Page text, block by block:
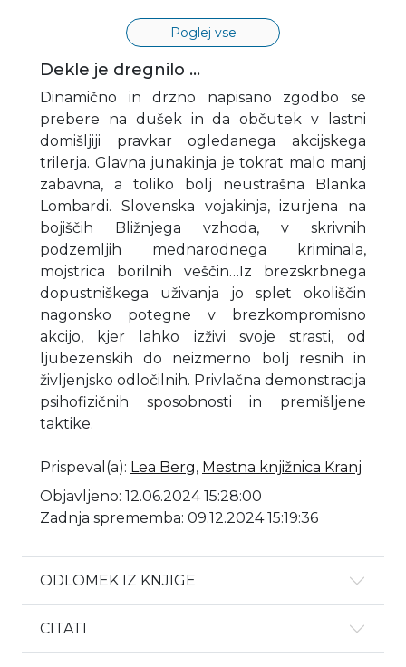
Poglej vse
Dekle je dregnilo ...
Dinamično in drzno napisano zgodbo se
prebere na dušek in da občutek v lastni
domišljiji pravkar ogledanega akcijskega
trilerja. Glavna junakinja je tokrat malo manj
zabavna, a toliko bolj neustrašna Blanka
Lombardi. Slovenska vojakinja, izurjena na
bojiščih Bližnjega vzhoda, v skrivnih
podzemljih mednarodnega kriminala,
mojstrica borilnih veščin…Iz brezskrbnega
dopustniškega uživanja jo splet okoliščin
nagonsko potegne v brezkompromisno
akcijo, kjer lahko izživi svoje strasti, od
ljubezenskih do neizmerno bolj resnih in
življenjsko odločilnih. Privlačna demonstracija
psihofizičnih sposobnosti in premišljene
taktike.
Prispeval(a): Lea Berg, Mestna knjižnica Kranj
Objavljeno: 12.06.2024 15:28:00
Zadnja sprememba: 09.12.2024 15:19:36
ODLOMEK IZ KNJIGE
CITATI